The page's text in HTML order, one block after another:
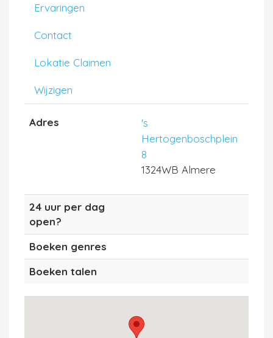
Ervaringen
Contact
Lokatie Claimen
Wijzigen
Adres
's
Hertogenboschplein
8
1324WB Almere
24 uur per dag
open?
Boeken genres
Boeken talen